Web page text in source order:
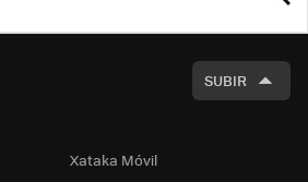
SUBIR
Xataka Móvil